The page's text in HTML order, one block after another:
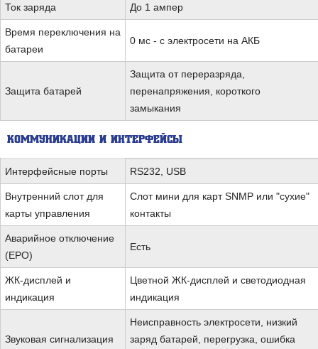
Ток заряда До 1 ампер
Время переключения на
батареи
0 мс - с электросети на АКБ
Защита батарей
Защита от переразряда,
перенапряжения, короткого
замыкания
КОММУНИКАЦИИ И ИНТЕРФЕЙСЫ
Интерфейсные порты RS232, USB
Внутренний слот для
карты управления
Слот мини для карт SNMP или "сухие"
контакты
Аварийное отключение
(EPO)
Есть
ЖК-дисплей и
индикация
Цветной ЖК-дисплей и светодиодная
индикация
Звуковая сигнализация
Неисправность электросети, низкий
заряд батарей, перегрузка, ошибка